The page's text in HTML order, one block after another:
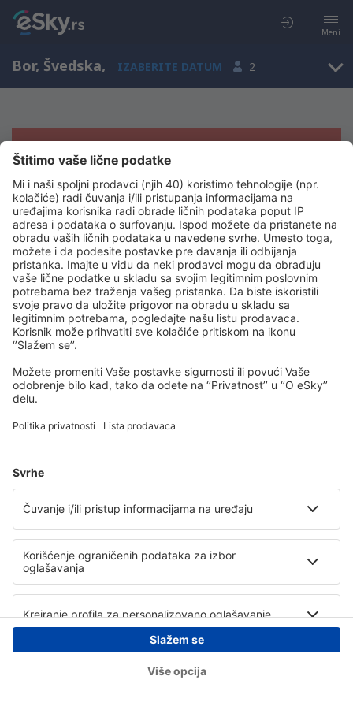
Meni
Bor, Švedska, IZABERITE DATUM 2
Žao nam je, ne možemo da prikažemo
rezultate
Pokušajte još jednom kad izaberete druge kriterijume
Copyright © eSky.rs. Sva prava zadržana.